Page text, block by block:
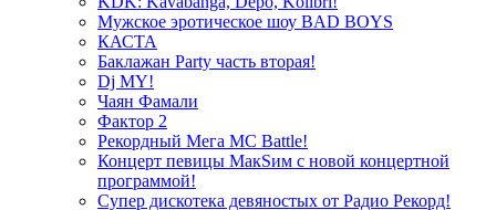
Мужское эротическое шоу BAD BOYS
КАСТА
Баклажан Party часть вторая!
Dj MY!
Чаян Фамали
Фактор 2
Рекордный Мега МС Battle!
Концерт певицы МакSим с новой концертной
программой!
Супер дискотека девяностых от Радио Рекорд!